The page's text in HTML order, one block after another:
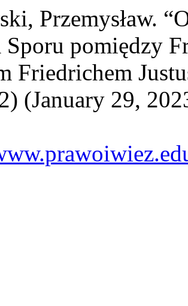
Przemysław.
Sporu pomiędzy
Friedrichem
(January 29,